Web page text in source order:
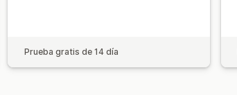
Prueba gratis de 14 día